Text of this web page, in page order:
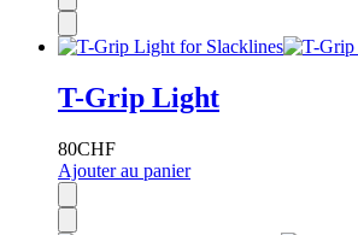
T-Grip Light
80CHF
Ajouter au panier